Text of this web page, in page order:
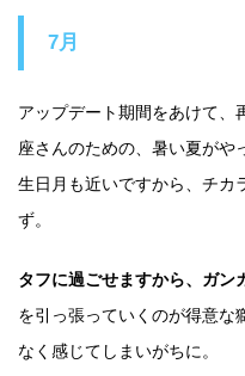
7月
アップデート期間をあけて、
座さんのための、暑い夏がや
生日月も近いですから、チカ
ず。
タフに過ごせますから、ガン
を引っ張っていくのが得意な
なく感じてしまいがちに。